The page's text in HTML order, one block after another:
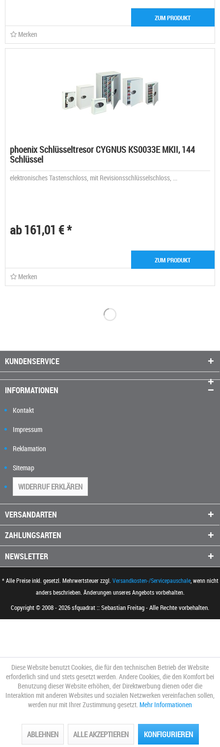
ZUM PRODUKT
Merken
phoenix Schlüsseltresor CYGNUS KS0033E MKII, 144
Schlüssel
elektronisches Tastenschloss, mit Revisionsschlüsselschloss, ...
ab 161,01 € *
ZUM PRODUKT
Merken
KUNDENSERVICE
INFORMATIONEN
Kontakt
Impressum
Reklamation
Sitemap
WIDERRUF ERKLÄREN
VERSANDARTEN
ZAHLUNGSARTEN
NEWSLETTER
* Alle Preise inkl. gesetzl. Mehrwertsteuer zzgl. Versandkosten-/Servicepauschale, wenn nicht
anders beschrieben. Änderungen unseres Angebots vorbehalten.
Copyright © 2008 - 2026 sfquadrat :: Sebastian Freitag - Alle Rechte vorbehalten.
Diese Website benutzt Cookies, die für den technischen Betrieb der Website
erforderlich sind und stets gesetzt werden. Andere Cookies, die den Komfort bei
Benutzung dieser Website erhöhen, der Direktwerbung dienen oder die
Interaktion mit anderen Websites und sozialen Netzwerken vereinfachen sollen,
werden nur mit Ihrer Zustimmung gesetzt. Mehr Informationen
ABLEHNEN ALLE AKZEPTIEREN KONFIGURIEREN